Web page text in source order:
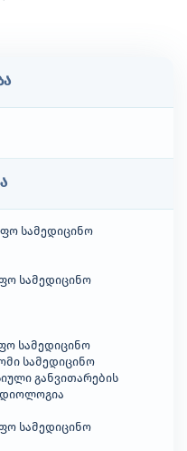
სამედიცინო
სამედიცინო
სამედიცინო
სამედიცინო
განვითარების
სამედიცინო